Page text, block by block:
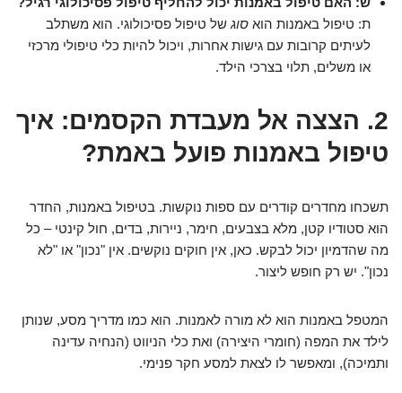
ת: טיפול באמנות הוא סוג של טיפול פסיכולוגי. הוא משתלב
לעיתים קרובות עם גישות אחרות, ויכול להיות כלי טיפולי מרכזי
או משלים, תלוי בצרכי הילד.
2. הצצה אל מעבדת הקסמים: איך
טיפול באמנות פועל באמת?
תשכחו מחדרים קודרים עם ספות נוקשות. בטיפול באמנות, החדר
הוא סטודיו קטן, מלא בצבעים, חימר, ניירות, בדים, חול קינטי – כל
מה שהדמיון יכול לבקש. כאן, אין חוקים נוקשים. אין "נכון" או "לא
נכון". יש רק חופש ליצור.
המטפל באמנות הוא לא מורה לאמנות. הוא כמו מדריך מסע, שנותן
לילד את המפה (חומרי היצירה) ואת כלי הניווט (הנחיה עדינה
ותמיכה), ומאפשר לו לצאת למסע חקר פנימי.